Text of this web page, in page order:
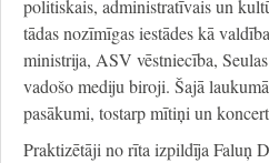
politiskais, administratīvais un
tādas nozīmīgas iestādes kā
ministrija, ASV vēstniecība,
vadošo mediju biroji. Šajā
pasākumi, tostarp mītiņi un
Praktizētāji no rīta izpildīja Faluņ